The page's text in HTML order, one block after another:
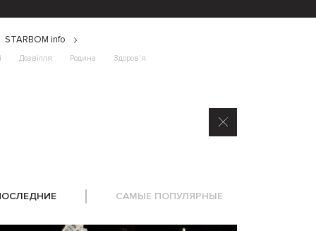
Дозвілля Родина Здоров’я
STARBOM info
САМЫЕ ПОПУЛЯРНЫЕ